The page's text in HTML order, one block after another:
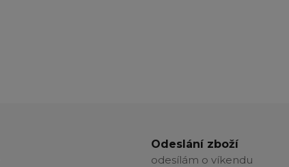
Odeslání zboží
odesílám o víkendu